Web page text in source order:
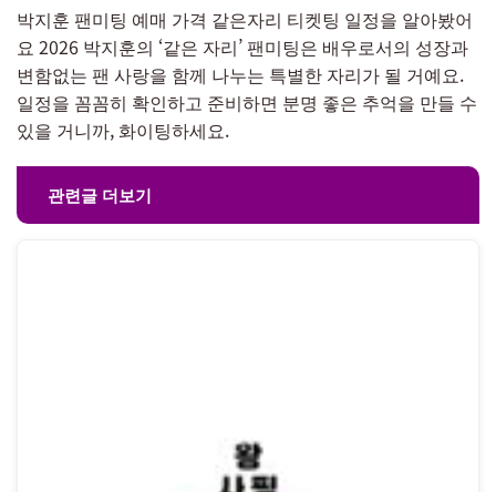
박지훈 팬미팅 예매 가격 같은자리 티켓팅 일정을 알아봤어
요 2026 박지훈의 ‘같은 자리’ 팬미팅은 배우로서의 성장과
변함없는 팬 사랑을 함께 나누는 특별한 자리가 될 거예요.
일정을 꼼꼼히 확인하고 준비하면 분명 좋은 추억을 만들 수
있을 거니까, 화이팅하세요.
관련글 더보기